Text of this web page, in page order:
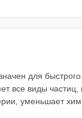
для
все виды
уменьшает